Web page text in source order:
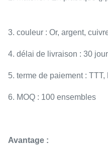
3. couleur : Or, argent,
4. délai de livraison : 30
5. terme de paiement : TTT,
6. MOQ : 100 ensembles
Avantage :